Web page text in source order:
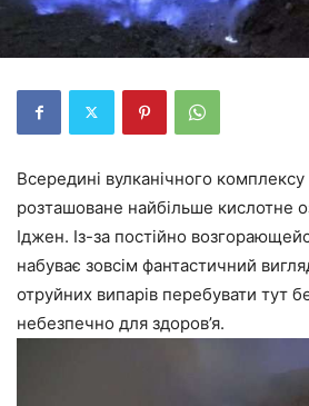
Всередині вулканічного комплексу
розташоване найбільше кислотне
Іджен. Із-за постійно
набуває зовсім фантастичний
отруйних випарів перебувати тут
небезпечно для здоров’я.